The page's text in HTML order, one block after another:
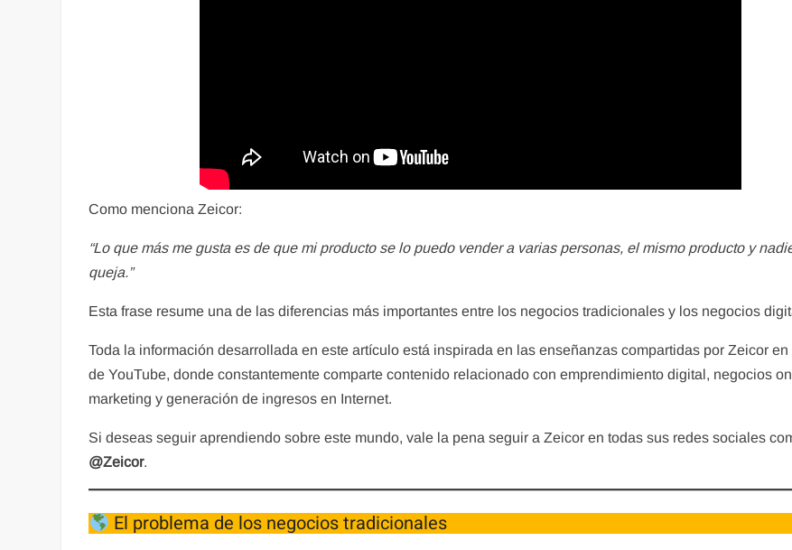
Como menciona Zeicor:
“Lo que más me gusta es de que mi producto se lo puedo vender a varias personas, el mismo producto y
queja.”
Esta frase resume una de las diferencias más importantes entre los negocios tradicionales y los negocios
Toda la información desarrollada en este artículo está inspirada en las enseñanzas compartidas por Zeicor en
de YouTube, donde constantemente comparte contenido relacionado con emprendimiento digital, negocios
marketing y generación de ingresos en Internet.
Si deseas seguir aprendiendo sobre este mundo, vale la pena seguir a Zeicor en todas sus redes sociales
@Zeicor.
El problema de los negocios tradicionales